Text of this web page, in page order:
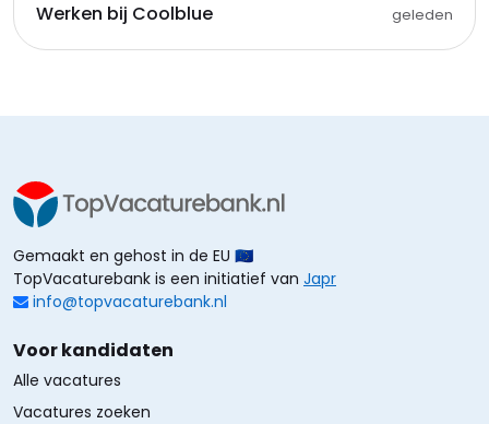
Werken bij Coolblue
geleden
Gemaakt en gehost in de EU 🇪🇺
TopVacaturebank is een initiatief van Japr
info@topvacaturebank.nl
Voor kandidaten
Alle vacatures
Vacatures zoeken